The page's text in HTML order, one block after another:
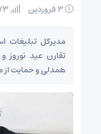
مدیرکل تبلیغات
تقارن عید
همدلی و حمایت